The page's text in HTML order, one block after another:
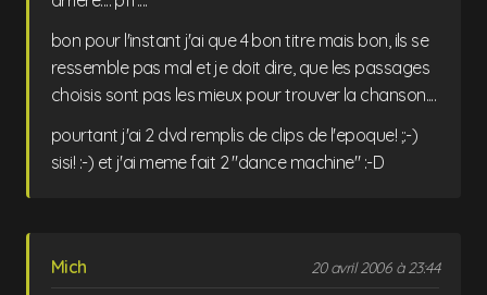
bon pour l'instant j'ai que 4 bon titre mais bon, ils se
ressemble pas mal et je doit dire, que les passages
choisis sont pas les mieux pour trouver la chanson....
pourtant j'ai 2 dvd remplis de clips de l'epoque! ;:-)
sisi! :-) et j'ai meme fait 2 "dance machine" :-D
Mich 20 avril 2006 à 23:44